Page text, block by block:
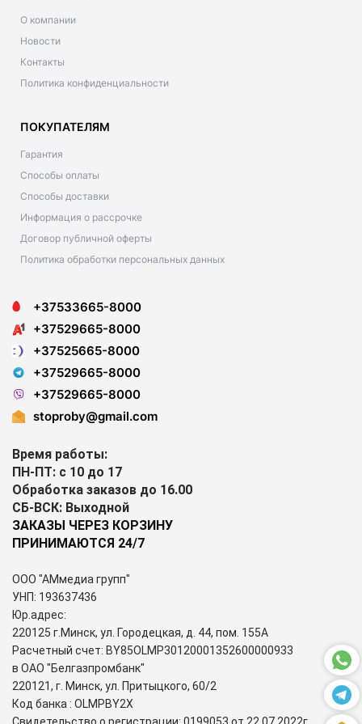
О компании
Новости
Контакты
Политика конфиденциальности
ПОКУПАТЕЛЯМ
Гарантия
Способы оплаты
Способы доставки
Информация о рассрочке
Договор публичной оферты
Политика обработки персональных данных
+37533665-8000
+37529665-8000
+37525665-8000
+37529665-8000
+37529665-8000
stoproby@gmail.com
Время работы:
ПН-ПТ: с 10 до 17
Обработка заказов до 16.00
СБ-ВСК: Выходной
ЗАКАЗЫ ЧЕРЕЗ КОРЗИНУ
ПРИНИМАЮТСЯ 24/7
ООО "АМмедиа групп"
УНП: 193637436
Юр.адрес:
220125 г.Минск, ул. Городецкая, д. 44, пом. 155А
Расчетный счет: BY85OLMP30120001352600000933
в ОАО "Белгазпромбанк"
220121, г. Минск, ул. Притыцкого, 60/2
Код банка : OLMPBY2X